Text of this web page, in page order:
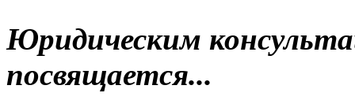
Юридическим
посвящается...